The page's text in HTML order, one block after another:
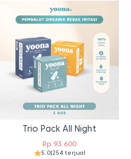
Trio Pack All Night
Rp 93.600
5.0|254 terjual